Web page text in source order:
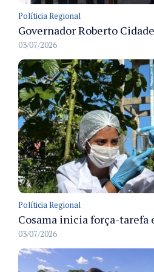
Políticia Regional
03/07/2026
Políticia Regional
03/07/2026